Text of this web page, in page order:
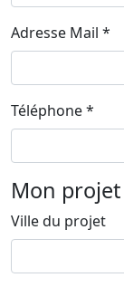
Adresse Mail *
Téléphone *
Mon
Ville du projet